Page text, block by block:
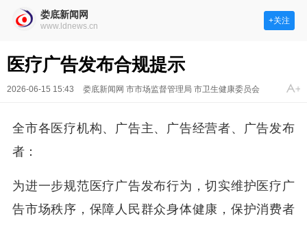
娄底新闻网
www.ldnews.cn
+关注
医疗广告发布合规提示
2026-06-15 15:43 娄底新闻网 市市场监督管理局 市卫生健康委员会
全市各医疗机构、广告主、广告经营者、广告发布
者：
为进一步规范医疗广告发布行为，切实维护医疗广
告市场秩序，保障人民群众身体健康，保护消费者